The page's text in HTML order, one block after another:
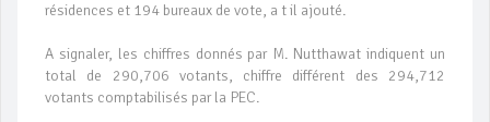
résidences et 194 bureaux de vote, a t il ajouté.
A signaler, les chiffres donnés par M. Nutthawat indiquent un
total de 290,706 votants, chiffre différent des 294,712
votants comptabilisés par la PEC.